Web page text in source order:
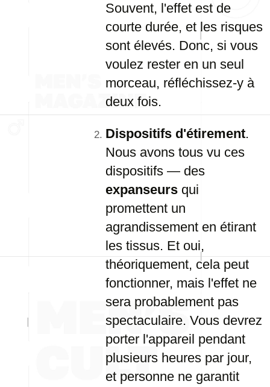
Souvent, l'effet est de
courte durée, et les risques
sont élevés. Donc, si vous
voulez rester en un seul
morceau, réfléchissez-y à
deux fois.
Dispositifs d'étirement.
Nous avons tous vu ces
dispositifs — des
expanseurs qui
promettent un
agrandissement en étirant
les tissus. Et oui,
théoriquement, cela peut
fonctionner, mais l'effet ne
sera probablement pas
spectaculaire. Vous devrez
porter l'appareil pendant
plusieurs heures par jour,
et personne ne garantit